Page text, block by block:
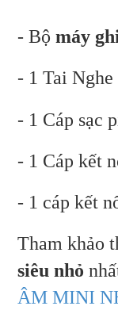
- Bộmáy
- 1 Tai Nghe
- 1 Cáp sạc
- 1 Cáp kết
- 1 cáp kết
Tham khảo
siêu nhỏ
ÂM MINI